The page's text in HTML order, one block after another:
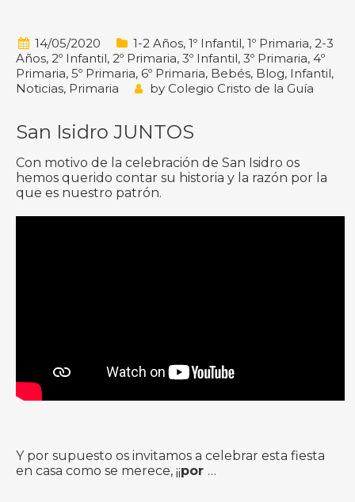
14/05/2020 1-2 Años, 1º Infantil, 1º Primaria, 2-3
Años, 2º Infantil, 2º Primaria, 3º Infantil, 3º Primaria, 4º
Primaria, 5º Primaria, 6º Primaria, Bebés, Blog, Infantil,
Noticias, Primaria by Colegio Cristo de la Guía
San Isidro JUNTOS
Con motivo de la celebración de San Isidro os
hemos querido contar su historia y la razón por la
que es nuestro patrón.
Y por supuesto os invitamos a celebrar esta fiesta
en casa como se merece, ¡¡por …